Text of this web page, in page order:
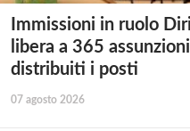
Immissioni in ruolo
libera a 365
distribuiti i posti
07 agosto 2026